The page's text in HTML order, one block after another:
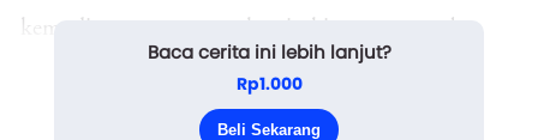
dimesi ruang yang tak mampu dikasap mata. Ia,
melipat masa sekarang, sementara zaman dulu
Baca cerita ini lebih lanjut?
Rp1.000
Beli Sekarang